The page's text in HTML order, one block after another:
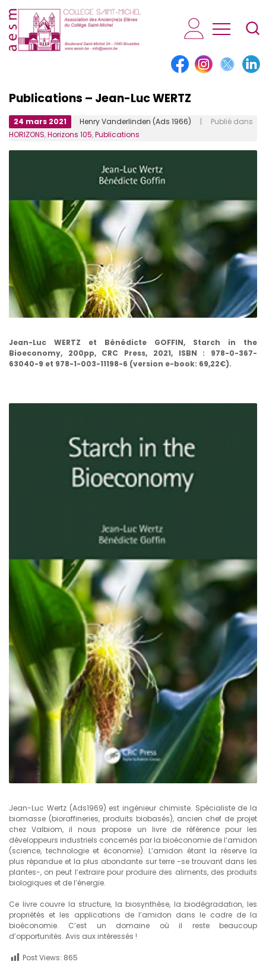
AESM...
Publications – Jean-Luc WERTZ
24 mars 2021 Henry Vanderlinden (Ads 1966) | Publié dans
HORIZONS,Horizons 105,Publications
Jean-Luc WERTZ et Bénédicte GOFFIN, Starch in the
Bioeconomy, 200pp, CRC Press, 2021, ISBN : 978-0-367-
63040-9 et 978-1-003-11198-6 (version e-book: 69,22€).
Jean-Luc Wertz (Ads1969) est ingénieur chimiste. Spécialiste de la
biomasse (bioraffineries, produits biobasés), ancien chef de projet
chez Valbiom, il nous propose un livre de référence pour les
développeurs industriels concernés par la bioéconomie de l’amidon
(science, technologie et économie). L’amidon étant la réserve la
plus répandue et la plus abondante sur terre -se trouvant dans les
plantes-, on peut l’extraire pour produire des aliments, des produits
biologiques et de l’énergie.
Ce livre couvre la structure, la biosynthèse, la biodégradation, les
propriétés et les applications de l’amidon dans le cadre de la
bioéconomie. C’est un domaine où il reste beaucoup
d’opportunités. Avis aux intéressés !
Post Views: 865